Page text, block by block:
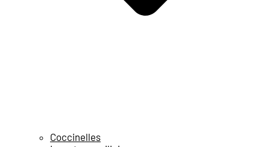
Coccinelles